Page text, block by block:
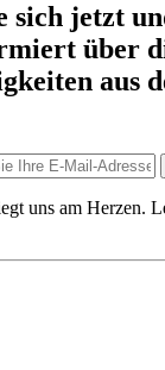
sich jetzt
über
aus
uns am Herzen.